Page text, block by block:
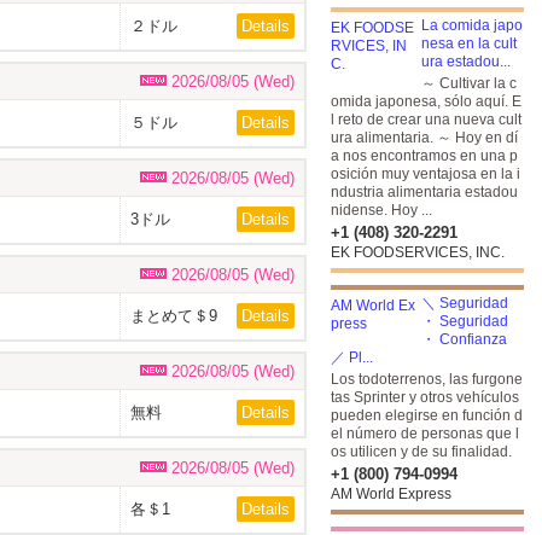
２ドル Details
2026/08/05 (Wed)
５ドル Details
2026/08/05 (Wed)
3ドル Details
2026/08/05 (Wed)
まとめて＄9 Details
2026/08/05 (Wed)
無料 Details
2026/08/05 (Wed)
各＄1 Details
La comida japo
nesa en la cult
ura estadou...
～ Cultivar la c
omida japonesa, sólo aquí. E
l reto de crear una nueva cult
ura alimentaria. ～ Hoy en dí
a nos encontramos en una p
osición muy ventajosa en la i
ndustria alimentaria estadou
nidense. Hoy ...
+1 (408) 320-2291
EK FOODSERVICES, INC.
＼ Seguridad
・ Seguridad
・ Confianza
／ Pl...
Los todoterrenos, las furgone
tas Sprinter y otros vehículos
pueden elegirse en función d
el número de personas que l
os utilicen y de su finalidad.
+1 (800) 794-0994
AM World Express